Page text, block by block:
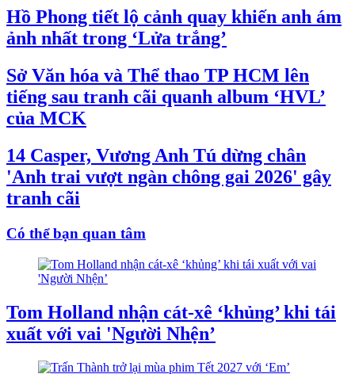
Hồ Phong tiết lộ cảnh quay khiến anh ám
ảnh nhất trong ‘Lửa trắng’
Sở Văn hóa và Thể thao TP HCM lên
tiếng sau tranh cãi quanh album ‘HVL’
của MCK
14 Casper, Vương Anh Tú dừng chân
'Anh trai vượt ngàn chông gai 2026' gây
tranh cãi
Có thể bạn quan tâm
Tom Holland nhận cát-xê ‘khủng’ khi tái
xuất với vai 'Người Nhện’